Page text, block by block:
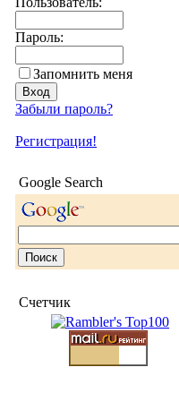
Пароль:
Запомнить меня
Забыли пароль?
Регистрация!
Google Search
Счетчик